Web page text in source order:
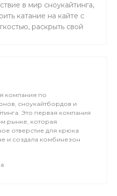
в мир сноукайтинга,
катание на кайте с
раскрыть свой
компания по
сноукайтбордов и
Это первая компания
рынке, которая
отверстие для крюка
и создала комбинезон